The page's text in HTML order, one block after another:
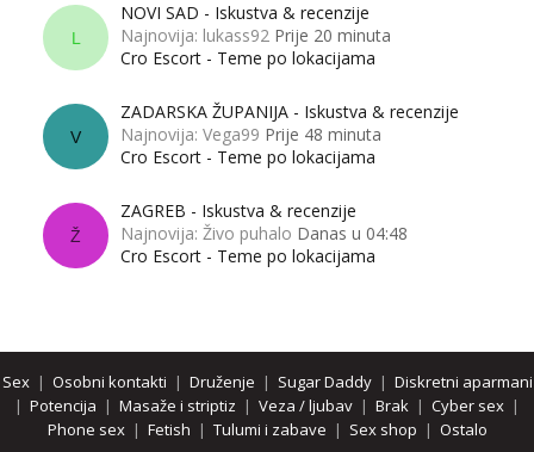
L
NOVI SAD - Iskustva & recenzije
Najnovija: lukass92 Prije 20 minuta
Cro Escort - Teme po lokacijama
V
ZADARSKA ŽUPANIJA - Iskustva & recenzije
Najnovija: Vega99 Prije 48 minuta
Cro Escort - Teme po lokacijama
Ž
ZAGREB - Iskustva & recenzije
Najnovija: Živo puhalo Danas u 04:48
Cro Escort - Teme po lokacijama
Sex| Osobni kontakti | Druženje | Sugar Daddy| Diskretni aparmani
| Potencija | Masaže i striptiz | Veza / ljubav | Brak | Cyber sex |
Phone sex| Fetish | Tulumi i zabave | Sex shop | Ostalo